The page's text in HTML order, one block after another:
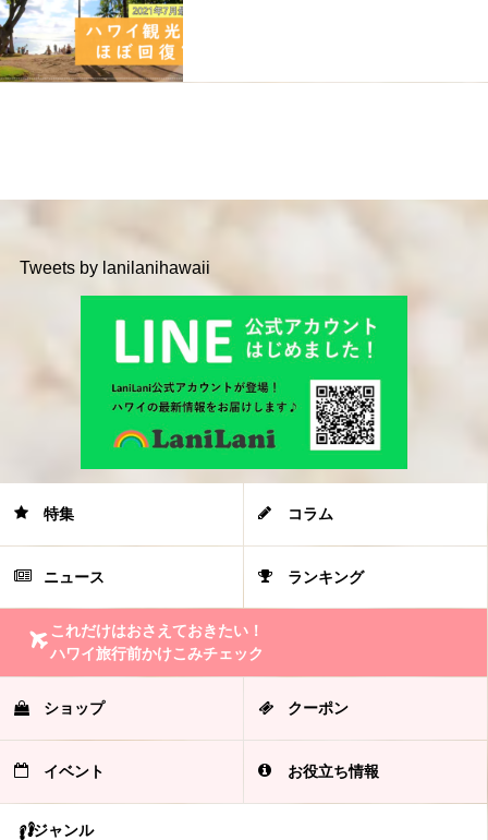
Tweets by lanilanihawaii
特集 コラム
ニュース ランキング
これだけはおさえておきたい！
ハワイ旅行前かけこみチェック
ショップ クーポン
イベント お役立ち情報
ジャンル